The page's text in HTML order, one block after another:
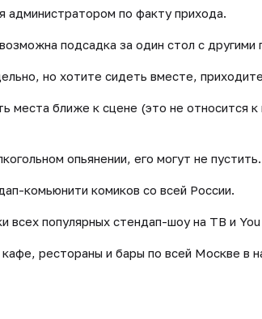
администратором по факту прихода.
подсадка за один стол с другими
но хотите сидеть вместе,
места ближе к сцене (это не относится
опьянении, его могут не пустить.
комьюнити комиков со всей России.
всех популярных стендап-шоу на ТВ и
рестораны и бары по всей Москве в